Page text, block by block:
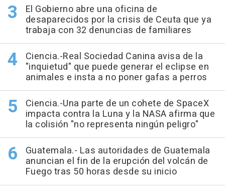
El Gobierno abre una oficina de
desaparecidos por la crisis de Ceuta que ya
trabaja con 32 denuncias de familiares
Ciencia.-Real Sociedad Canina avisa de la
"inquietud" que puede generar el eclipse en
animales e insta a no poner gafas a perros
Ciencia.-Una parte de un cohete de SpaceX
impacta contra la Luna y la NASA afirma que
la colisión "no representa ningún peligro"
Guatemala.- Las autoridades de Guatemala
anuncian el fin de la erupción del volcán de
Fuego tras 50 horas desde su inicio